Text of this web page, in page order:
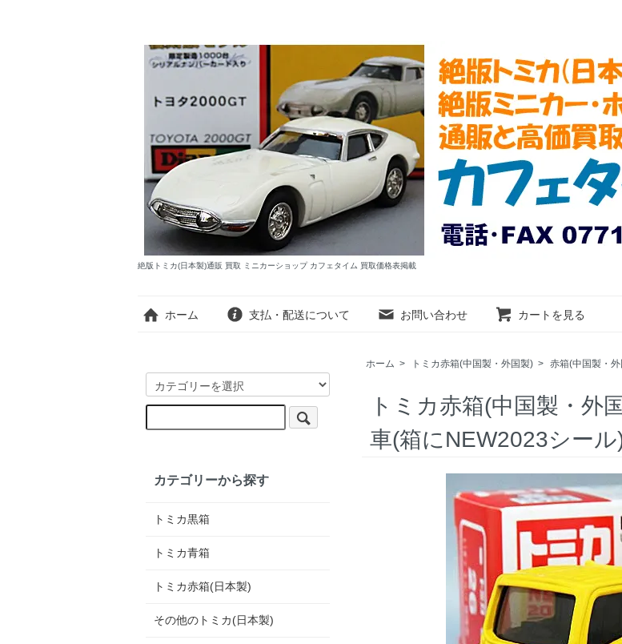
絶版トミカ(日本製)通販 買取 ミニカーショップ カフェタイム 買取価格表掲載
ホーム 支払・配送について お問い合わせ カートを見る
ホーム > トミカ赤箱(中国製・外国製) > 赤箱(中国製・
トミカ赤箱(中国製・外
車(箱にNEW2023シール
カテゴリーから探す
トミカ黒箱
トミカ青箱
トミカ赤箱(日本製)
その他のトミカ(日本製)